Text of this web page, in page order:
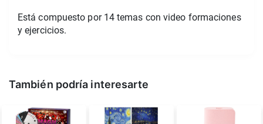
Está compuesto por 14 temas con video formaciones
y ejercicios.
También podría interesarte